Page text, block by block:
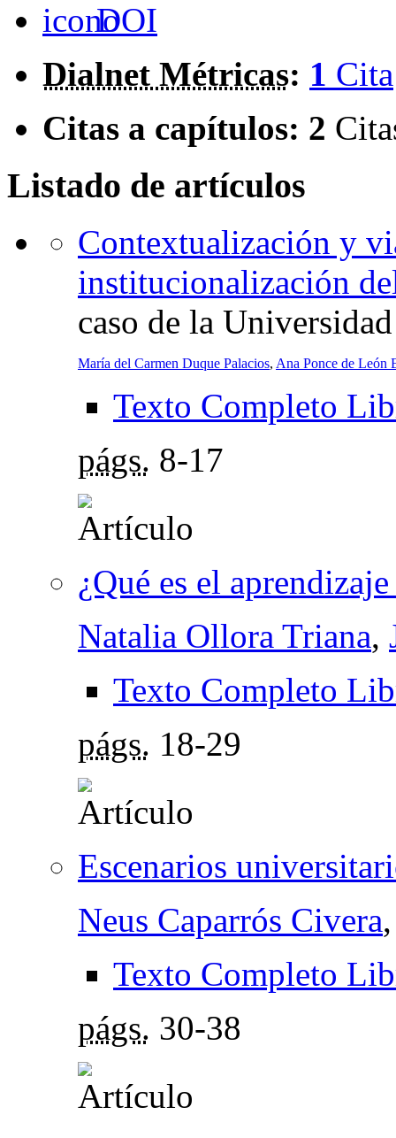
DOI
Dialnet Métricas: 1 Cita
Citas a capítulos: 2
Listado de artículos
Contextualización y
institucionalización
caso de la
María del Carmen Duque Palacios, Ana Ponce de León
Texto Completo
págs. 8-17
¿Qué es el
Natalia Ollora Triana,
Texto Completo
págs. 18-29
Escenarios
Neus Caparrós Civera
Texto Completo
págs. 30-38